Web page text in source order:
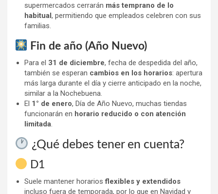
supermercados cerrarán más temprano de lo
habitual, permitiendo que empleados celebren con sus
familias.
Fin de año (Año Nuevo)
Para el 31 de diciembre, fecha de despedida del año,
también se esperan cambios en los horarios: apertura
más larga durante el día y cierre anticipado en la noche,
similar a la Nochebuena.
El 1° de enero, Día de Año Nuevo, muchas tiendas
funcionarán en horario reducido o con atención
limitada.
¿Qué debes tener en cuenta?
D1
Suele mantener horariosflexibles y extendidos
incluso fuera de temporada, por lo que en Navidad y